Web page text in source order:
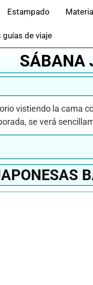
Estampado Material
guías de viaje
SÁBANA
vistiendo la cama
se verá